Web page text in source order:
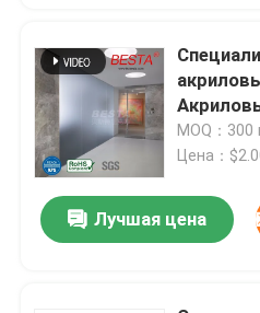
Свяжитесь с нами
Новости
Случаи
лист
MOQ：
Цена：
Лучшая цена